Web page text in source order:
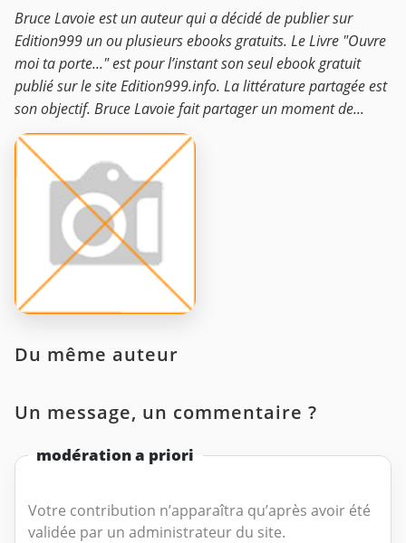
Bruce Lavoie est un auteur qui a décidé de publier sur
Edition999 un ou plusieurs ebooks gratuits. Le Livre "Ouvre
moi ta porte..." est pour l’instant son seul ebook gratuit
publié sur le site Edition999.info. La littérature partagée est
son objectif. Bruce Lavoie fait partager un moment de...
Du même auteur
Un message, un commentaire ?
modération a priori
Votre contribution n’apparaîtra qu’après avoir été
validée par un administrateur du site.